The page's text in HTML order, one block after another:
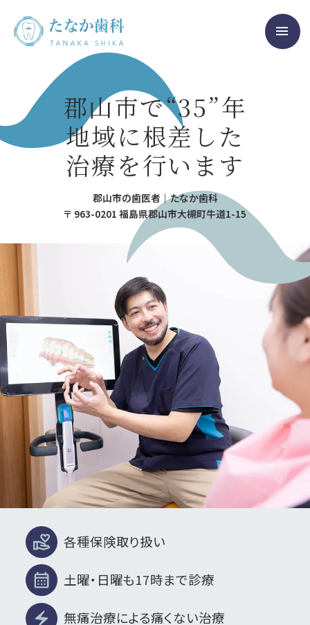
郡山市で“35”年
地域に根差した
治療を行います
郡山市の歯医者｜たなか歯科
〒 963-0201 福島県郡山市大槻町牛道1-15
各種保険取り扱い
土曜・日曜も17時まで診療
無痛治療による痛くない治療